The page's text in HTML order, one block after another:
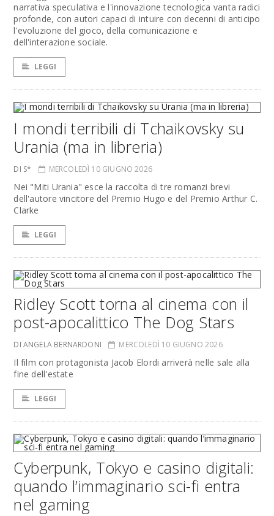
narrativa speculativa e l'innovazione tecnologica vanta radici
profonde, con autori capaci di intuire con decenni di anticipo
l'evoluzione del gioco, della comunicazione e
dell'interazione sociale.
LEGGI
I mondi terribili di Tchaikovsky su
Urania (ma in libreria)
DI S* MERCOLEDÌ 10 GIUGNO 2026
Nei "Miti Urania" esce la raccolta di tre romanzi brevi
dell'autore vincitore del Premio Hugo e del Premio Arthur C.
Clarke
LEGGI
Ridley Scott torna al cinema con il
post-apocalittico The Dog Stars
DI ANGELA BERNARDONI MERCOLEDÌ 10 GIUGNO 2026
Il film con protagonista Jacob Elordi arriverà nelle sale alla
fine dell'estate
LEGGI
Cyberpunk, Tokyo e casino digitali:
quando l’immaginario sci-fi entra
nel gaming